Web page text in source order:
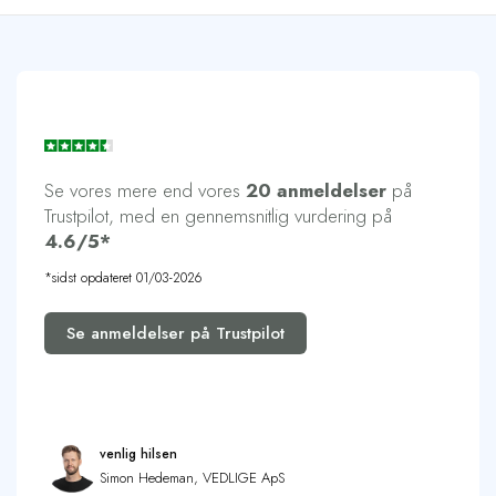
Du modtager en besked dagen før vi ankommer, så du ved hvem der
udstyr fra stige og traditionelle metoder. Efter endt rens sørger vi altid
for at fjerne og bortskaffe det opsamlede affald.
Se vores mere end vores 20 anmeldelser på
Trustpilot, med en gennemsnitlig vurdering på
4.6/5*
*sidst opdateret 01/03-2026
Se anmeldelser på Trustpilot
venlig hilsen
Simon Hedeman, VEDLIGE ApS